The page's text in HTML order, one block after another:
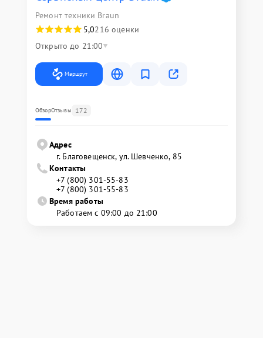
Ремонт техники Braun
5,0216 оценки
Открыто до 21:00
Маршрут
ОбзорОтзывы 172
Адрес
г. Благовещенск, ул. Шевченко, 85
Контакты
+7 (800) 301-55-83
+7 (800) 301-55-83
Время работы
Работаем с 09:00 до 21:00